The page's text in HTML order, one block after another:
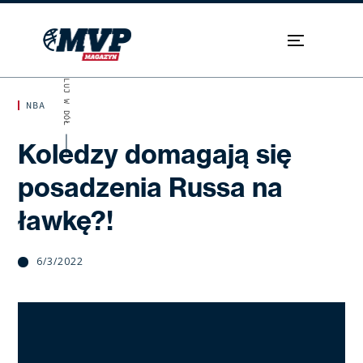
NBA
Koledzy domagają się
posadzenia Russa na
ławkę?!
6/3/2022
SKROLUJ W DÓŁ